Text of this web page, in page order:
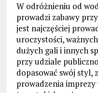
W odróżnieniu od
prowadzi zabawy
jest najczęściej
uroczystości,
dużych gali i innych
przy udziale
dopasować swój styl,
prowadzenia imprezy